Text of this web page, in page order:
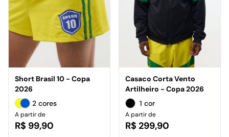
Short Brasil 10 - Copa
2026
2 cores
A partir de
R$ 99,90
Casaco Corta Vento
Artilheiro - Copa 2026
1 cor
A partir de
R$ 299,90